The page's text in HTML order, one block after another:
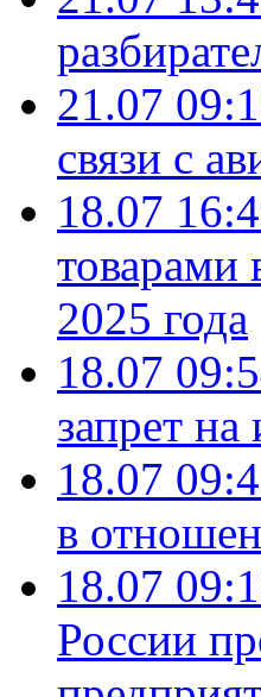
21.07
связи с
18.07
2025 года
18.07
запрет
18.07
в
18.07
России